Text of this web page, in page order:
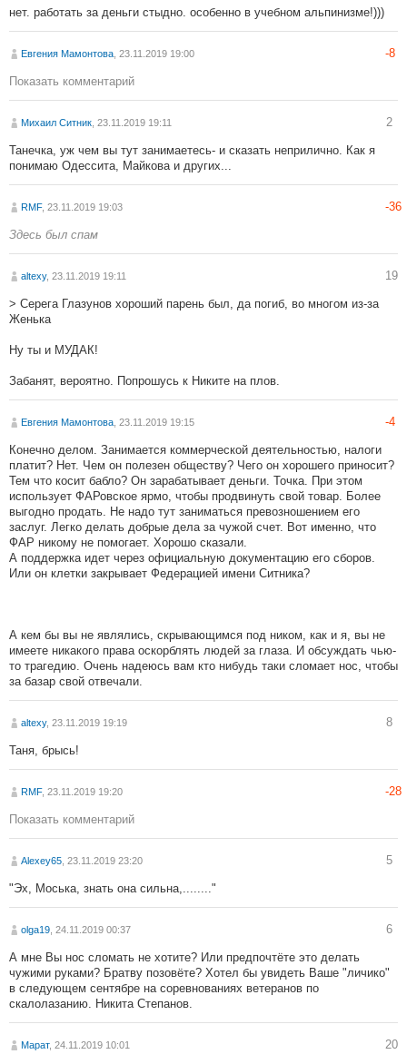
нет. работать за деньги стыдно. особенно в учебном альпинизме!)))
Eвгения Мамонтова , 23.11.2019 19:00 -8
Показать комментарий
Михаил Ситник , 23.11.2019 19:11 2
Танечка, уж чем вы тут занимаетесь- и сказать неприлично. Как я
понимаю Одессита, Майкова и других...
RMF, 23.11.2019 19:03 -36
Здесь был спам
altexy, 23.11.2019 19:11 19
> Серега Глазунов хороший парень был, да погиб, во многом из-за
Женька
Ну ты и МУДАК!
Забанят, вероятно. Попрошусь к Никите на плов.
Eвгения Мамонтова , 23.11.2019 19:15 -4
Конечно делом. Занимается коммерческой деятельностью, налоги
платит? Нет. Чем он полезен обществу? Чего он хорошего приносит?
Тем что косит бабло? Он зарабатывает деньги. Точка. При этом
использует ФАРовское ярмо, чтобы продвинуть свой товар. Более
выгодно продать. Не надо тут заниматься превозношением его
заслуг. Легко делать добрые дела за чужой счет. Вот именно, что
ФАР никому не помогает. Хорошо сказали.
А поддержка идет через официальную документацию его сборов.
Или он клетки закрывает Федерацией имени Ситника?
А кем бы вы не являлись, скрывающимся под ником, как и я, вы не
имеете никакого права оскорблять людей за глаза. И обсуждать чью-
то трагедию. Очень надеюсь вам кто нибудь таки сломает нос, чтобы
за базар свой отвечали.
altexy, 23.11.2019 19:19 8
Таня, брысь!
RMF, 23.11.2019 19:20 -28
Показать комментарий
Alexey65 , 23.11.2019 23:20 5
"Эх, Моська, знать она сильна,........"
olga19 , 24.11.2019 00:37 6
А мне Вы нос сломать не хотите? Или предпочтёте это делать
чужими руками? Братву позовёте? Хотел бы увидеть Ваше "личико"
в следующем сентябре на соревнованиях ветеранов по
скалолазанию. Никита Степанов.
Марат, 24.11.2019 10:01 20